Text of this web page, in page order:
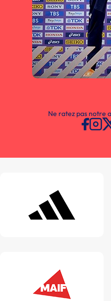
Ne ratez pas notre